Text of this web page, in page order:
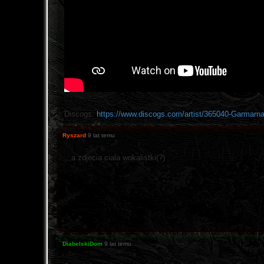
Discogs: https://www.discogs.com/artist/365040-Garmarna
Ryszard 9 lat temu
...a zdjecia ciala wokalistki(?)
DiabelskiDom 9 lat temu